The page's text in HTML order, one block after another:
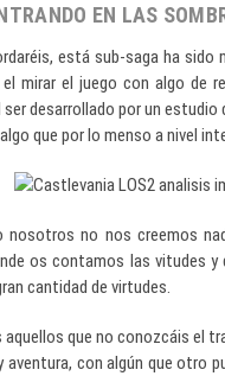
EN LAS
está sub-saga ha sido
mirar el juego con algo de
ser desarrollado por un
que por lo menso a nivel
nosotros no nos creemos
os contamos las vitudes
cantidad de virtudes.
que no conozcáis el
aventura, con algún que otro